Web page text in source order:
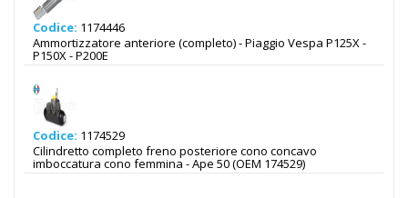
Codice: 1174446
Ammortizzatore anteriore (completo) - Piaggio Vespa P125X -
P150X - P200E
Codice: 1174529
Cilindretto completo freno posteriore cono concavo
imboccatura cono femmina - Ape 50 (OEM 174529)